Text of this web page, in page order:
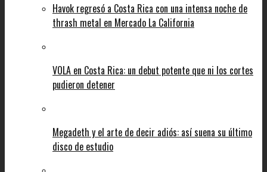
Havok regresó a Costa Rica con una intensa noche de
thrash metal en Mercado La California
VOLA en Costa Rica: un debut potente que ni los cortes
pudieron detener
Megadeth y el arte de decir adiós: así suena su último
disco de estudio